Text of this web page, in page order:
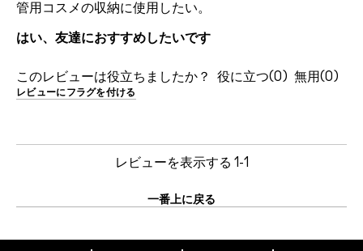
管用コスメの収納に使用したい。
はい、友達におすすめしたいです
このレビューは役立ちましたか？ 0 0
レビューにフラグを付ける
レビューを表示する 1-1
一番上に戻る